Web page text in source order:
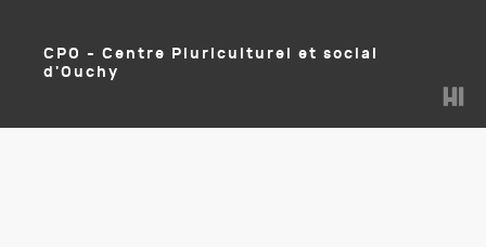
CPO - Centre Pluriculturel et social
d'Ouchy